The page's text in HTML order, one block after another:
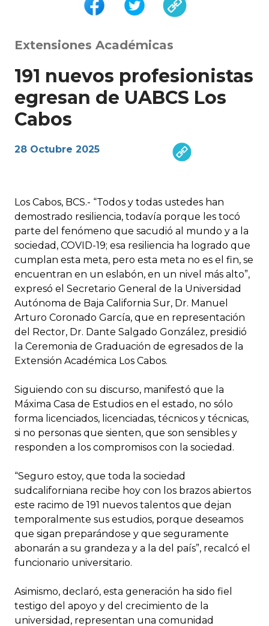
Extensiones Académicas
191 nuevos profesionistas
egresan de UABCS Los
Cabos
28 Octubre 2025
Los Cabos, BCS.- “Todos y todas ustedes han
demostrado resiliencia, todavía porque les tocó
parte del fenómeno que sacudió al mundo y a la
sociedad, COVID-19; esa resiliencia ha logrado que
cumplan esta meta, pero esta meta no es el fin, se
encuentran en un eslabón, en un nivel más alto”,
expresó el Secretario General de la Universidad
Autónoma de Baja California Sur, Dr. Manuel
Arturo Coronado García, que en representación
del Rector, Dr. Dante Salgado González, presidió
la Ceremonia de Graduación de egresados de la
Extensión Académica Los Cabos.
Siguiendo con su discurso, manifestó que la
Máxima Casa de Estudios en el estado, no sólo
forma licenciados, licenciadas, técnicos y técnicas,
si no personas que sienten, que son sensibles y
responden a los compromisos con la sociedad.
“Seguro estoy, que toda la sociedad
sudcaliforniana recibe hoy con los brazos abiertos
este racimo de 191 nuevos talentos que dejan
temporalmente sus estudios, porque deseamos
que sigan preparándose y que seguramente
abonarán a su grandeza y a la del país”, recalcó el
funcionario universitario.
Asimismo, declaró, esta generación ha sido fiel
testigo del apoyo y del crecimiento de la
universidad, representan una comunidad